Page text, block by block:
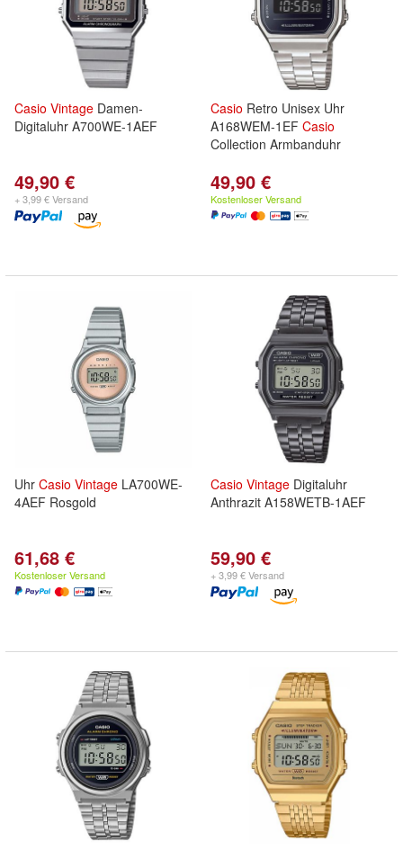
Casio Vintage Damen-
Digitaluhr A700WE-1AEF
49,90 €
+ 3,99 € Versand
Casio Retro Unisex Uhr
A168WEM-1EF Casio
Collection Armbanduhr
49,90 €
Kostenloser Versand
Uhr Casio Vintage LA700WE-
4AEF Rosgold
61,68 €
Kostenloser Versand
Casio Vintage Digitaluhr
Anthrazit A158WETB-1AEF
59,90 €
+ 3,99 € Versand